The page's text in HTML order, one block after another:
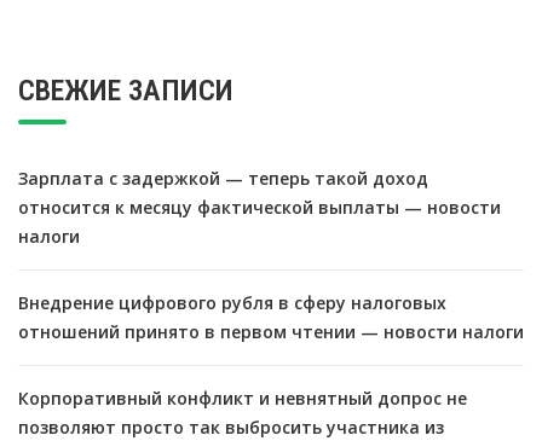
СВЕЖИЕ ЗАПИСИ
Зарплата с задержкой — теперь такой доход
относится к месяцу фактической выплаты — новости
налоги
Внедрение цифрового рубля в сферу налоговых
отношений принято в первом чтении — новости налоги
Корпоративный конфликт и невнятный допрос не
позволяют просто так выбросить участника из